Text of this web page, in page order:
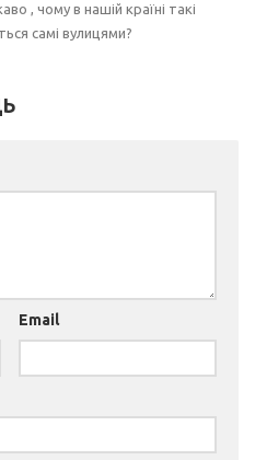
, чому в нашій країні такі
самі вулицями?
Email